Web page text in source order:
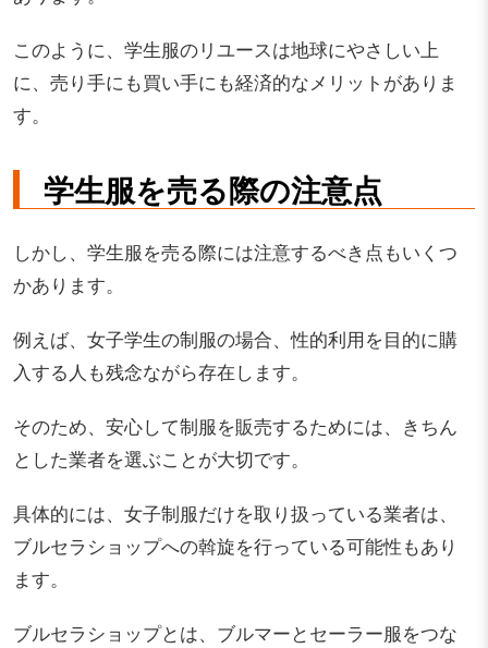
このように、学生服のリユースは地球にやさしい上
に、売り手にも買い手にも経済的なメリットがありま
す。
学生服を売る際の注意点
しかし、学生服を売る際には注意するべき点もいくつ
かあります。
例えば、女子学生の制服の場合、性的利用を目的に購
入する人も残念ながら存在します。
そのため、安心して制服を販売するためには、きちん
とした業者を選ぶことが大切です。
具体的には、女子制服だけを取り扱っている業者は、
ブルセラショップへの斡旋を行っている可能性もあり
ます。
ブルセラショップとは、ブルマーとセーラー服をつな